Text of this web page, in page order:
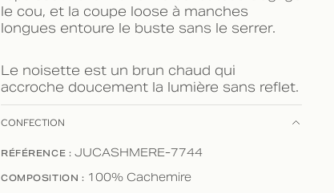
le cou, et la coupe loose à manches
longues entoure le buste sans le serrer.
Le noisette est un brun chaud qui
accroche doucement la lumière sans reflet.
CONFECTION
RÉFÉRENCE : JUCASHMERE-7744
COMPOSITION : 100% Cachemire